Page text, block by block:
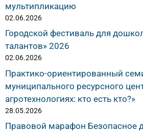
мультипликацию
02.06.2026
Городской фестиваль для
талантов» 2026
02.06.2026
Практико-ориентированный
муниципального ресурсного
агротехнологиях: кто есть кто?»
28.05.2026
Правовой марафон Безопасное